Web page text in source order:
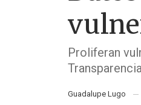
Proliferan
Transparencia
Guadalupe Lugo